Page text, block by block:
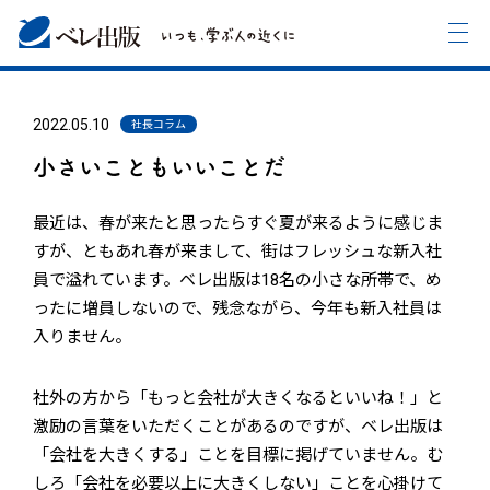
2022.05.10 社長コラム
小さいこともいいことだ
最近は、春が来たと思ったらすぐ夏が来るように感じま
すが、ともあれ春が来まして、街はフレッシュな新入社
員で溢れています。ベレ出版は18名の小さな所帯で、め
ったに増員しないので、残念ながら、今年も新入社員は
入りません。
社外の方から「もっと会社が大きくなるといいね！」と
激励の言葉をいただくことがあるのですが、ベレ出版は
「会社を大きくする」ことを目標に掲げていません。む
しろ「会社を必要以上に大きくしない」ことを心掛けて